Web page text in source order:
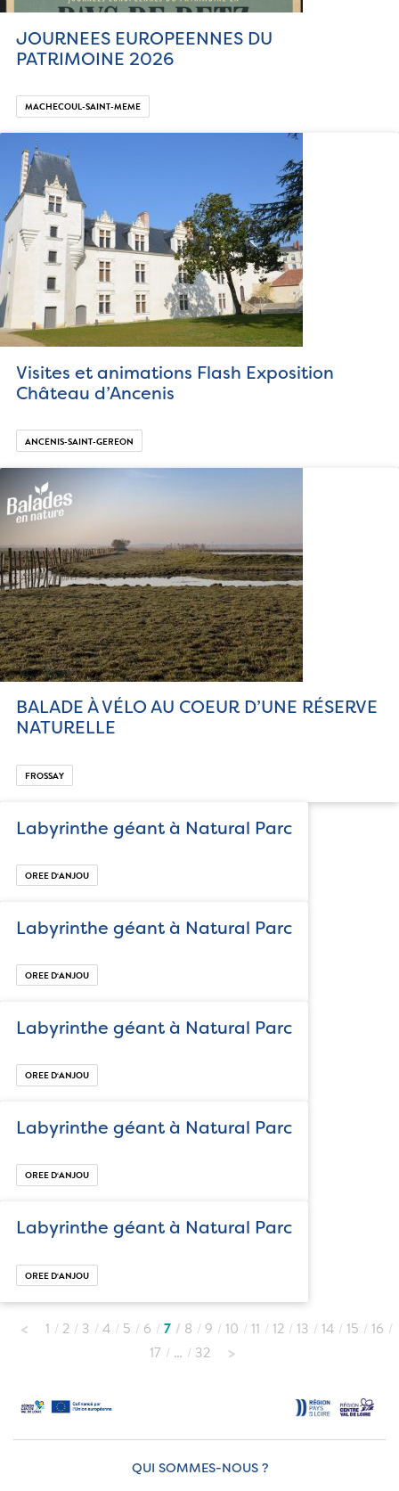
JOURNEES EUROPEENNES DU
PATRIMOINE 2026
MACHECOUL-SAINT-MEME
Visites et animations Flash Exposition
Château d’Ancenis
ANCENIS-SAINT-GEREON
BALADE À VÉLO AU COEUR D’UNE RÉSERVE
NATURELLE
FROSSAY
Labyrinthe géant à Natural Parc
OREE D‘ANJOU
Labyrinthe géant à Natural Parc
OREE D‘ANJOU
Labyrinthe géant à Natural Parc
OREE D‘ANJOU
Labyrinthe géant à Natural Parc
OREE D‘ANJOU
Labyrinthe géant à Natural Parc
OREE D‘ANJOU
1 2 3 4 5 6 7 8 9 10 11 12 13 14 15
16
17
… 32
QUI SOMMES-NOUS ?